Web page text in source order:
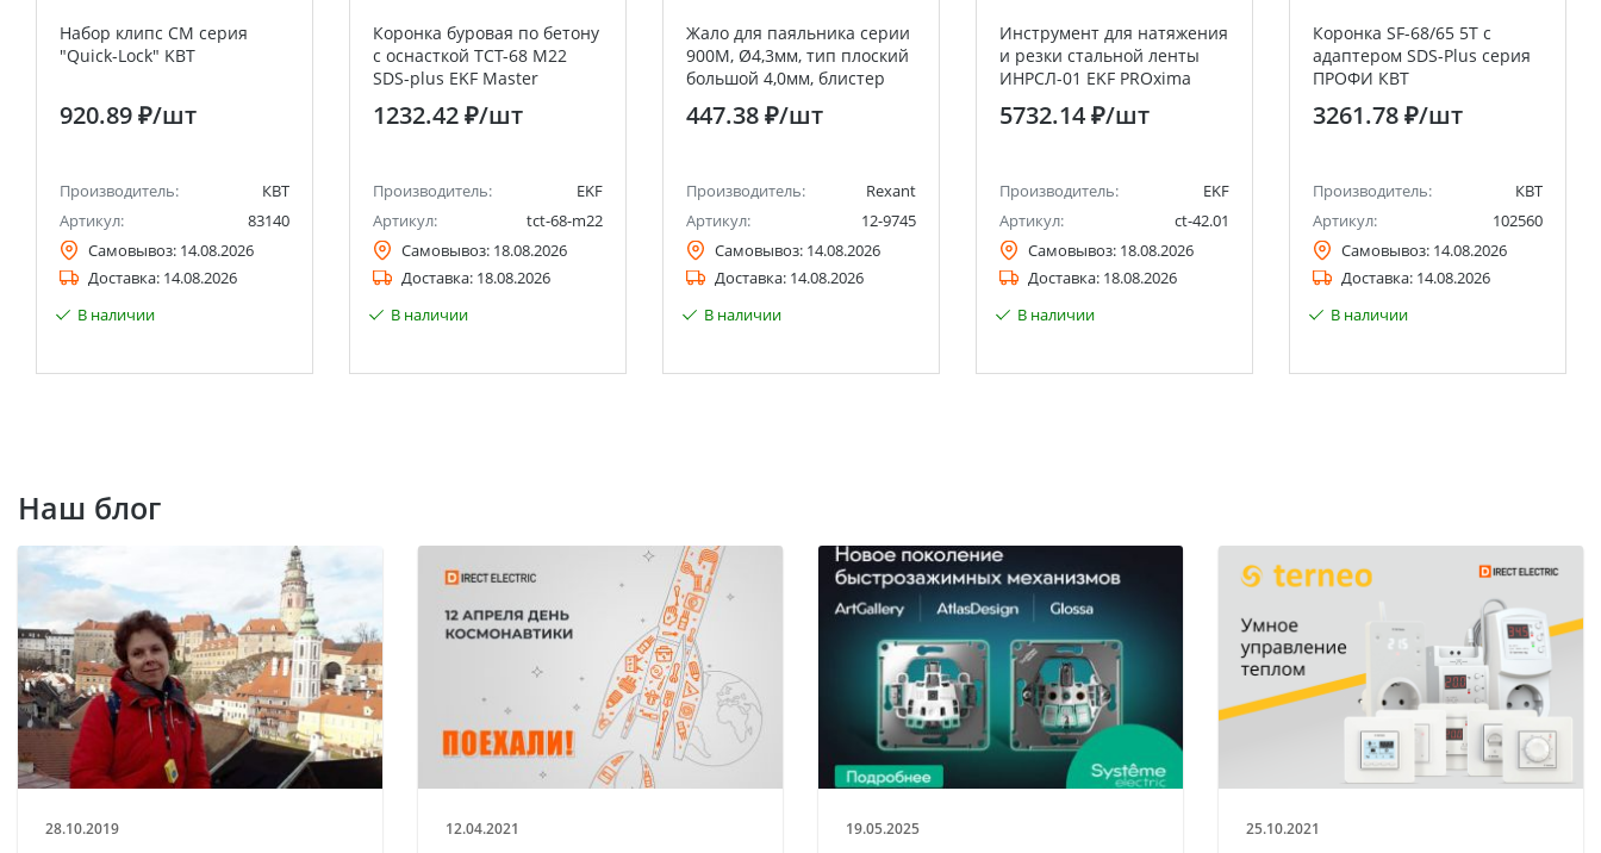
Набор клипс СМ серия
"Quick-Lock" KBT
920.89 ₽/шт
Производитель:
КВТ
Артикул:
83140
Самовывоз: 14.08.2026
Доставка: 14.08.2026
В наличии
Коронка буровая по бетону
с оснасткой TCT-68 М22
SDS-plus EKF Master
1232.42 ₽/шт
Производитель:
EKF
Артикул:
tct-68-m22
Самовывоз: 18.08.2026
Доставка: 18.08.2026
В наличии
Жало для паяльника серии
900М, Ø4,3мм, тип плоский
большой 4,0мм, блистер
447.38 ₽/шт
Производитель:
Rexant
Артикул:
12-9745
Самовывоз: 14.08.2026
Доставка: 14.08.2026
В наличии
Инструмент для натяжения
и резки стальной ленты
ИНРСЛ-01 EKF PROxima
5732.14 ₽/шт
Производитель:
EKF
Артикул:
ct-42.01
Самовывоз: 18.08.2026
Доставка: 18.08.2026
В наличии
Коронка SF-68/65 5T с
адаптером SDS-Plus серия
ПРОФИ КВТ
3261.78 ₽/шт
Производитель:
КВТ
Артикул:
102560
Самовывоз: 14.08.2026
Доставка: 14.08.2026
В наличии
Наш блог
28.10.2019 12.04.2021 19.05.2025 25.10.2021